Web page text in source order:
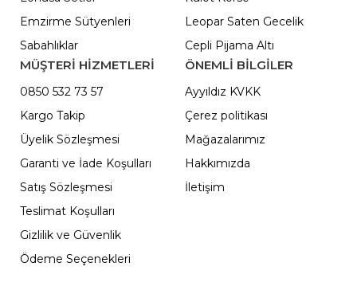
Emzirme Sütyenleri
Sabahlıklar
Leopar Saten Gecelik
Cepli Pijama Altı
MÜŞTERİ HİZMETLERİ
0850 532 73 57
Kargo Takip
Üyelik Sözleşmesi
Garanti ve İade Koşulları
Satış Sözleşmesi
Teslimat Koşulları
Gizlilik ve Güvenlik
Ödeme Seçenekleri
ÖNEMLI BILGILER
Ayyıldız KVKK
Çerez politikası
Mağazalarımız
Hakkımızda
İletişim